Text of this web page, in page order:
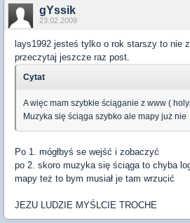
gYssik
23.02.2009
lays1992 jesteś tylko o rok starszy to nie
przeczytaj jeszcze raz post.
Cytat
A więc mam szybkie ściąganie z www (
Muzyka się ściąga szybko ale mapy już nie
Po 1. mógłbyś se wejść i zobaczyć
po 2. skoro muzyka się ściąga to chyba
mapy też to bym musiał je tam wrzucić
JEZU LUDZIE MYŚLCIE TROCHE